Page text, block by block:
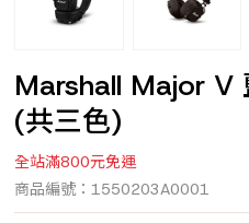
Marshall Major V
(共三色)
全站滿800元免運
商品編號：1550203A0001